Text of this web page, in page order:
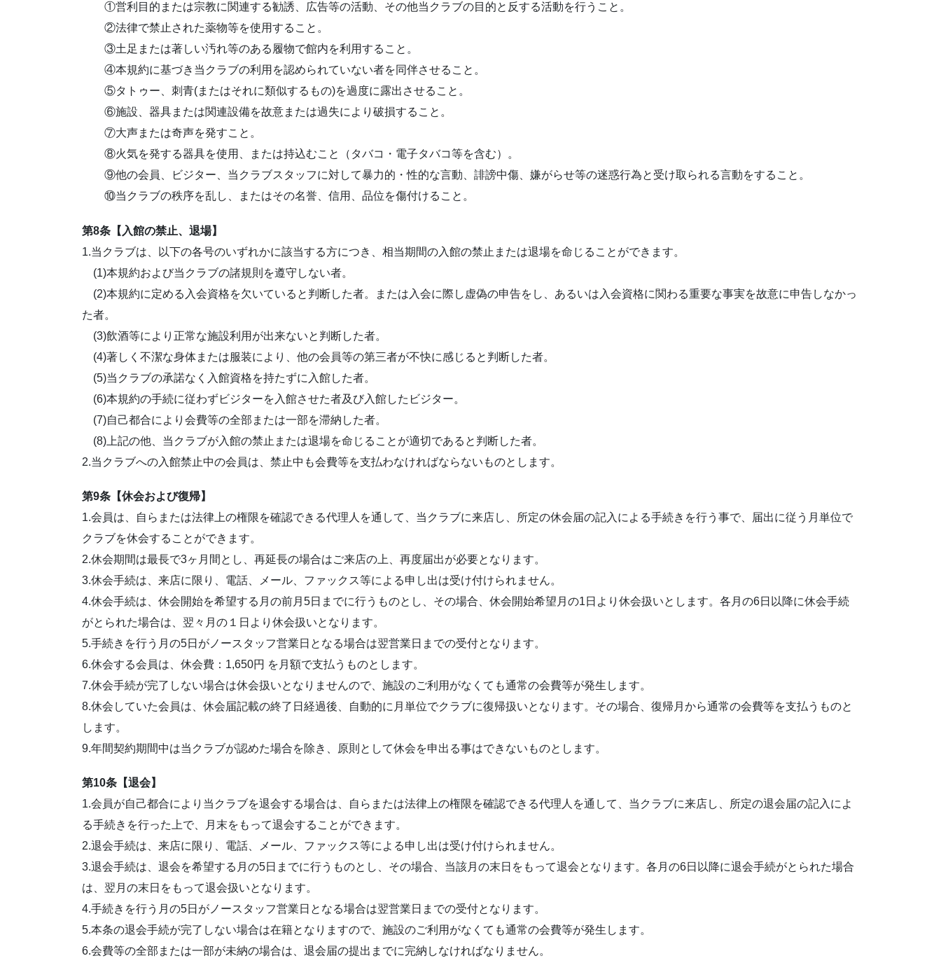
①営利目的または宗教に関連する勧誘、広告等の活動、その他当クラブの目的と反する活動を行うこと。
②法律で禁止された薬物等を使用すること。
③土足または著しい汚れ等のある履物で館内を利用すること。
④本規約に基づき当クラブの利用を認められていない者を同伴させること。
⑤タトゥー、刺青(またはそれに類似するもの)を過度に露出させること。
⑥施設、器具または関連設備を故意または過失により破損すること。
⑦大声または奇声を発すこと。
⑧火気を発する器具を使用、または持込むこと（タバコ・電子タバコ等を含む）。
⑨他の会員、ビジター、当クラブスタッフに対して暴力的・性的な言動、誹謗中傷、嫌がらせ等の迷惑行為と受け取られる言動をすること。
⑩当クラブの秩序を乱し、またはその名誉、信用、品位を傷付けること。
第8条【入館の禁止、退場】
1.当クラブは、以下の各号のいずれかに該当する方につき、相当期間の入館の禁止または退場を命じることができます。
(1)本規約および当クラブの諸規則を遵守しない者。
(2)本規約に定める入会資格を欠いていると判断した者。または入会に際し虚偽の申告をし、あるいは入会資格に関わる重要な事実を故意に申告しなかっ
た者。
(3)飲酒等により正常な施設利用が出来ないと判断した者。
(4)著しく不潔な身体または服装により、他の会員等の第三者が不快に感じると判断した者。
(5)当クラブの承諾なく入館資格を持たずに入館した者。
(6)本規約の手続に従わずビジターを入館させた者及び入館したビジター。
(7)自己都合により会費等の全部または一部を滞納した者。
(8)上記の他、当クラブが入館の禁止または退場を命じることが適切であると判断した者。
2.当クラブへの入館禁止中の会員は、禁止中も会費等を支払わなければならないものとします。
第9条【休会および復帰】
1.会員は、自らまたは法律上の権限を確認できる代理人を通して、当クラブに来店し、所定の休会届の記入による手続きを行う事で、届出に従う月単位で
クラブを休会することができます。
2.休会期間は最長で3ヶ月間とし、再延長の場合はご来店の上、再度届出が必要となります。
3.休会手続は、来店に限り、電話、メール、ファックス等による申し出は受け付けられません。
4.休会手続は、休会開始を希望する月の前月5日までに行うものとし、その場合、休会開始希望月の1日より休会扱いとします。各月の6日以降に休会手続
がとられた場合は、翌々月の１日より休会扱いとなります。
5.手続きを行う月の5日がノースタッフ営業日となる場合は翌営業日までの受付となります。
6.休会する会員は、休会費：1,650円 を月額で支払うものとします。
7.休会手続が完了しない場合は休会扱いとなりませんので、施設のご利用がなくても通常の会費等が発生します。
8.休会していた会員は、休会届記載の終了日経過後、自動的に月単位でクラブに復帰扱いとなります。その場合、復帰月から通常の会費等を支払うものと
します。
9.年間契約期間中は当クラブが認めた場合を除き、原則として休会を申出る事はできないものとします。
第10条【退会】
1.会員が自己都合により当クラブを退会する場合は、自らまたは法律上の権限を確認できる代理人を通して、当クラブに来店し、所定の退会届の記入によ
る手続きを行った上で、月末をもって退会することができます。
2.退会手続は、来店に限り、電話、メール、ファックス等による申し出は受け付けられません。
3.退会手続は、退会を希望する月の5日までに行うものとし、その場合、当該月の末日をもって退会となります。各月の6日以降に退会手続がとられた場合
は、翌月の末日をもって退会扱いとなります。
4.手続きを行う月の5日がノースタッフ営業日となる場合は翌営業日までの受付となります。
5.本条の退会手続が完了しない場合は在籍となりますので、施設のご利用がなくても通常の会費等が発生します。
6.会費等の全部または一部が未納の場合は、退会届の提出までに完納しなければなりません。